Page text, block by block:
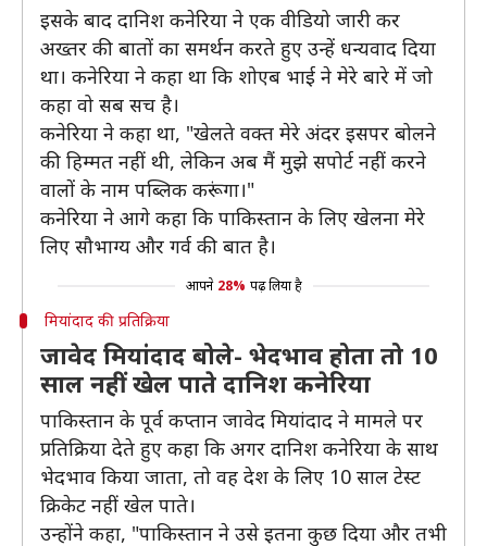
इसके बाद दानिश कनेरिया ने एक वीडियो जारी कर
अख्तर की बातों का समर्थन करते हुए उन्हें धन्यवाद दिया
था। कनेरिया ने कहा था कि शोएब भाई ने मेरे बारे में जो
कहा वो सब सच है।
कनेरिया ने कहा था, "खेलते वक्त मेरे अंदर इसपर बोलने
की हिम्मत नहीं थी, लेकिन अब मैं मुझे सपोर्ट नहीं करने
वालों के नाम पब्लिक करूंगा।"
कनेरिया ने आगे कहा कि पाकिस्तान के लिए खेलना मेरे
लिए सौभाग्य और गर्व की बात है।
आपने 28% पढ़ लिया है
मियांदाद की प्रतिक्रिया
जावेद मियांदाद बोले- भेदभाव होता तो 10
साल नहीं खेल पाते दानिश कनेरिया
पाकिस्तान के पूर्व कप्तान जावेद मियांदाद ने मामले पर
प्रतिक्रिया देते हुए कहा कि अगर दानिश कनेरिया के साथ
भेदभाव किया जाता, तो वह देश के लिए 10 साल टेस्ट
क्रिकेट नहीं खेल पाते।
उन्होंने कहा, "पाकिस्तान ने उसे इतना कुछ दिया और तभी